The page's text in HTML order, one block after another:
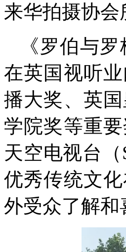
来华拍摄协
《罗伯与
在英国视听
播大奖、英
学院奖等重
天空电视台
优秀传统文
外受众了解和